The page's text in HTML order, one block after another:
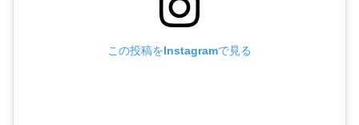
この投稿をInstagramで見る